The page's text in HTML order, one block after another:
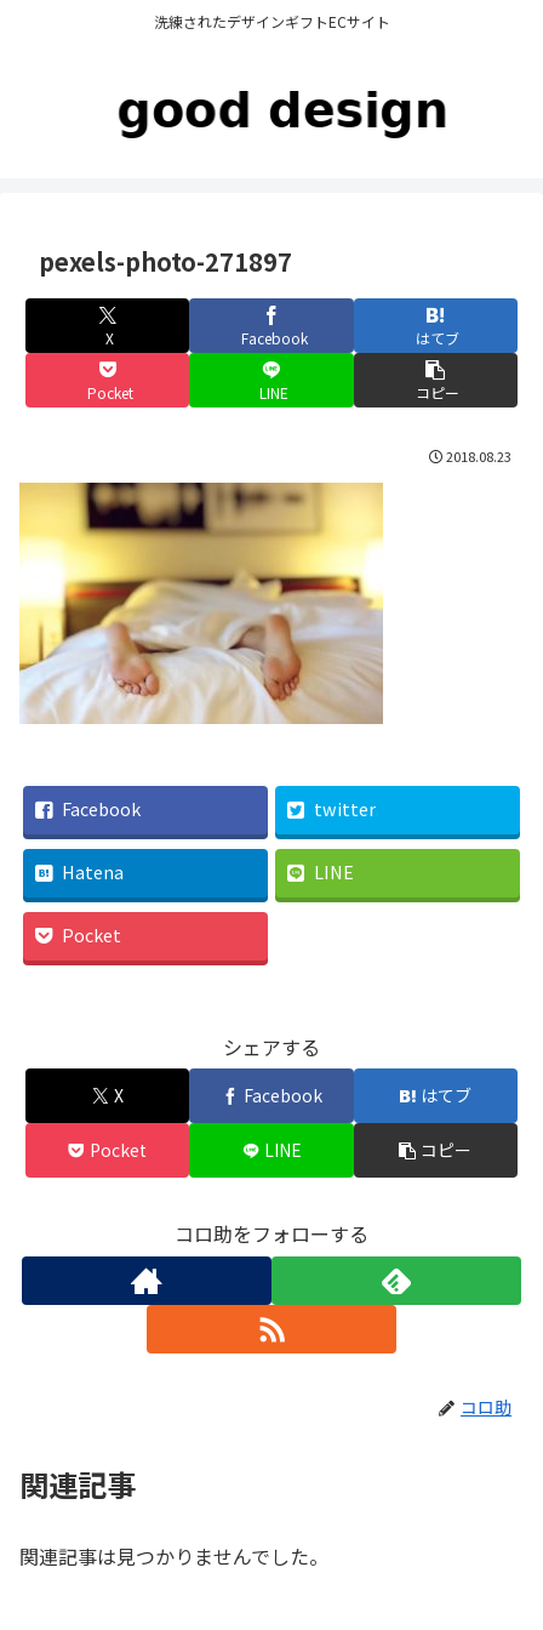
洗練されたデザインギフトECサイト
pexels-photo-271897
X Facebook はてブ
Pocket LINE コピー
2018.08.23
Facebook twitter
Hatena LINE
Pocket
シェアする
X Facebook はてブ
Pocket LINE コピー
コロ助をフォローする
コロ助
関連記事
関連記事は見つかりませんでした。